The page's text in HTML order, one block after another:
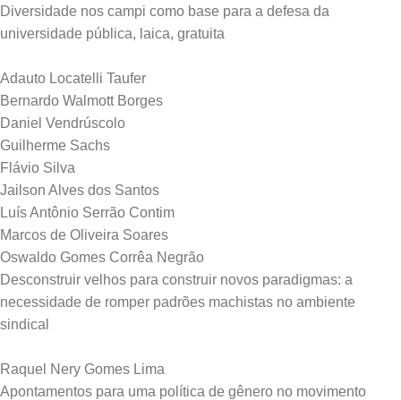
Diversidade nos campi como base para a defesa da
universidade pública, laica, gratuita
Adauto Locatelli Taufer
Bernardo Walmott Borges
Daniel Vendrúscolo
Guilherme Sachs
Flávio Silva
Jailson Alves dos Santos
Luís Antônio Serrão Contim
Marcos de Oliveira Soares
Oswaldo Gomes Corrêa Negrão
Desconstruir velhos para construir novos paradigmas: a
necessidade de romper padrões machistas no ambiente
sindical
Raquel Nery Gomes Lima
Apontamentos para uma política de gênero no movimento